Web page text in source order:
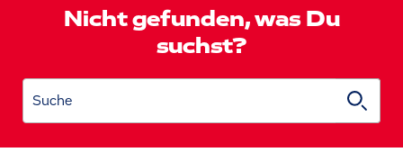
Nicht gefunden, was Du
suchst?
Suche